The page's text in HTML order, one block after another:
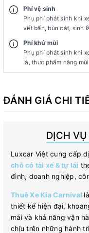
Phí vệ sinh
Phụ phí phát sinh khi
vết bẩn, bùn cát, sình
Phí khử mùi
Phụ phí phát sinh khi
lá, thực phẩm nặng
ĐÁNH GIÁ CHI
DỊCH
Luxcar Việt cung cấp
chỗ có tài xế & tự lái
đình, doanh nghiệp,
Thuê Xe Kia Carnival
thiết kế hiện đại,
mái và khả năng vận
chịu trên những hành